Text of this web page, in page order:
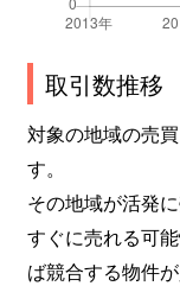
取引数推移
対象の地域の売
す。
その地域が活発
すぐに売れる可
ば競合する物件